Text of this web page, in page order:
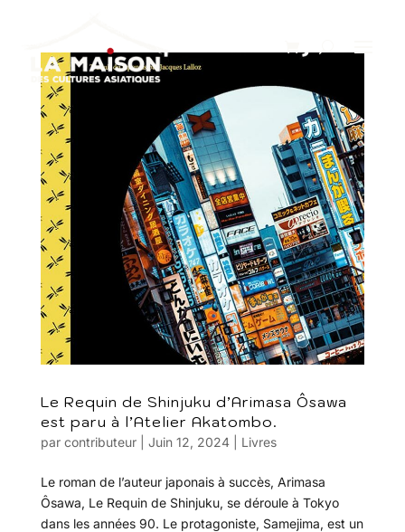
Le Requin de Shinjuku d’Arimasa Ôsawa
est paru à l’Atelier Akatombo.
par contributeur| Juin 12, 2024| Livres
Le roman de l’auteur japonais à succès, Arimasa
Ôsawa, Le Requin de Shinjuku, se déroule à Tokyo
dans les années 90. Le protagoniste, Samejima, est un